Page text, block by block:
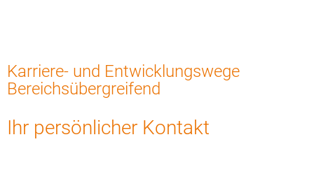
Karriere- und Entwicklungswege
Bereichsübergreifend
Entwicklungswege
Ihr persönlicher Kontakt